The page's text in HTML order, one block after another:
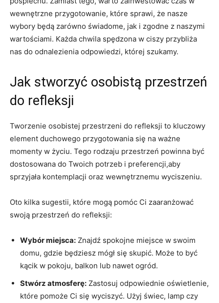
‌wewnętrzne przygotowanie, które ⁢sprawi, że‍ nasze
wybory będą zarówno⁤ świadome, ⁣jak i zgodne z naszymi
wartościami. Każda chwila ‌spędzona w ciszy przybliża ​
nas do odnalezienia odpowiedzi, której szukamy.
Jak stworzyć‌ osobistą ​przestrzeń
do ​refleksji
Tworzenie osobistej przestrzeni do refleksji to kluczowy
element ‌duchowego przygotowania się na ważne ​
momenty w życiu. Tego rodzaju przestrzeń powinna‌ być⁣
dostosowana ⁤do ⁤Twoich potrzeb i preferencji,aby
sprzyjała ‌kontemplacji ‌oraz wewnętrznemu wyciszeniu.
Oto kilka sugestii,⁣ które ‌mogą pomóc⁢ Ci zaaranżować
swoją ⁣przestrzeń do refleksji:
Wybór⁤ miejsca: Znajdź spokojne miejsce w swoim
domu, gdzie będziesz ⁢mógł się skupić. Może to być
kącik ‍w pokoju, balkon lub nawet ogród.
Stwórz atmosferę: Zastosuj odpowiednie oświetlenie,
które pomoże Ci‍ się ‌wyciszyć. Użyj świec, lamp czy‌